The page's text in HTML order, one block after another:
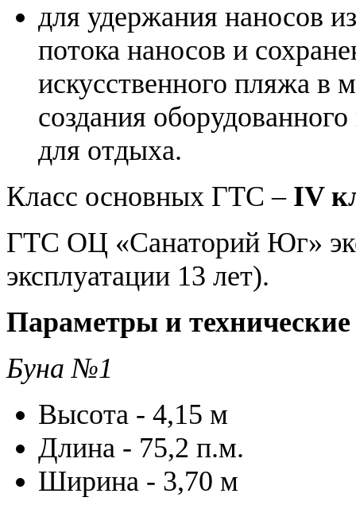
для удержания наносов
потока наносов и
искусственного пляжа в
создания
для отдыха.
Класс основных ГТС – IV
ГТС ОЦ «Санаторий Юг»
эксплуатации 13 лет).
Параметры и
Буна №1
Высота - 4,15 м
Длина - 75,2 п.м.
Ширина - 3,70 м